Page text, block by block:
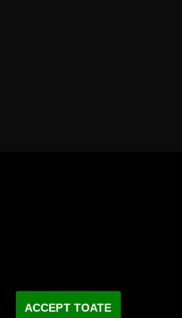
ACCEPT TOATE